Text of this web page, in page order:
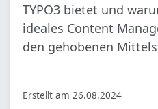
TYPO3 bietet und
ideales Content
den gehobenen
Erstellt am26.08.2024